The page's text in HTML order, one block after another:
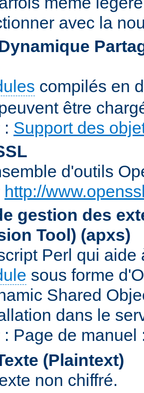
avec la
compilés en
être
: Support des
d'outils
http://
gestion des
Tool) (apxs)
Perl qui
sous forme
Shared
dans le
: Page de
(Plaintext)
non chiffré.